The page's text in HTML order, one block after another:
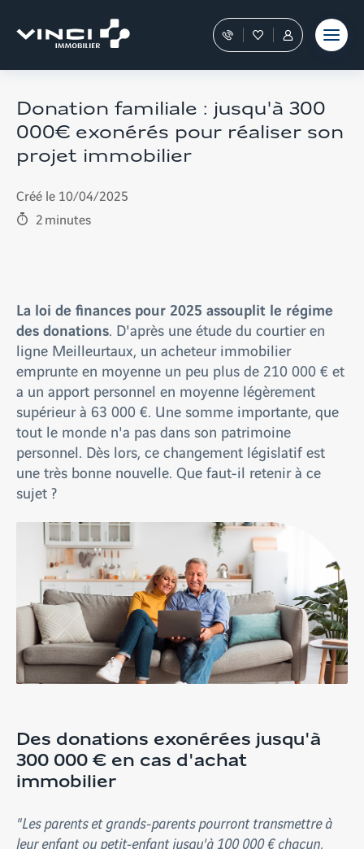
contenu
moment
Nos
conseillers
vous
dans
votre
achat
FavorisTous
les
services
dans
votre
Espace
Donation familiale : jusqu'à 300
000€ exonérés pour réaliser son
projet immobilier
Créé le 10/04/2025
2minutes
La loi de finances pour 2025 assouplit le régime
des donations. D'après une étude du courtier en
ligne Meilleurtaux, un acheteur immobilier
emprunte en moyenne un peu plus de 210 000 € et
a un apport personnel en moyenne légèrement
supérieur à 63 000 €. Une somme importante, que
tout le monde n'a pas dans son patrimoine
personnel. Dès lors, ce changement législatif est
une très bonne nouvelle. Que faut-il retenir à ce
sujet ?
Des donations exonérées jusqu'à
300 000 € en cas d'achat
immobilier
"Les parents et grands-parents pourront transmettre à
leur enfant ou petit-enfant jusqu'à 100 000 € chacun,